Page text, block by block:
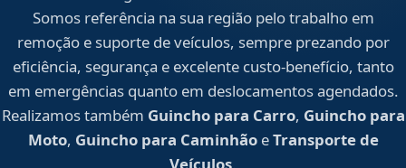
Somos referência na sua região pelo trabalho em
remoção e suporte de veículos, sempre prezando por
eficiência, segurança e excelente custo-benefício, tanto
em emergências quanto em deslocamentos agendados.
Realizamos também Guincho para Carro, Guincho para
Moto, Guincho para CaminhãoeTransporte de